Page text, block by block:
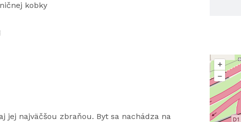
kobky
jej najväčšou zbraňou. Byt sa nachádza na
+
–